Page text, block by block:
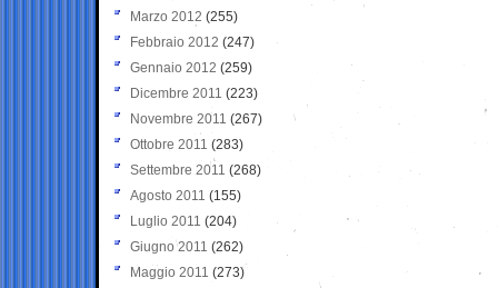
Marzo 2012 (255)
Febbraio 2012 (247)
Gennaio 2012 (259)
Dicembre 2011 (223)
Novembre 2011 (267)
Ottobre 2011 (283)
Settembre 2011 (268)
Agosto 2011 (155)
Luglio 2011 (204)
Giugno 2011 (262)
Maggio 2011 (273)